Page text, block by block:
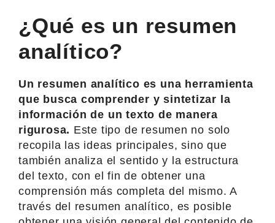
¿Qué es un resumen
analítico?
Un resumen analítico es una herramienta
que busca comprender y sintetizar la
información de un texto de manera
rigurosa. Este tipo de resumen no solo
recopila las ideas principales, sino que
también analiza el sentido y la estructura
del texto, con el fin de obtener una
comprensión más completa del mismo. A
través del resumen analítico, es posible